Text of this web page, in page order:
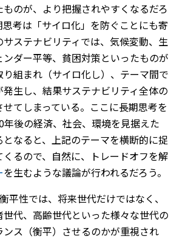
のが、より把握されやすくなるだろ
思考は「サイロ化」を防ぐことにも寄
ステナビリティでは、気候変動、生
ダー平等、貧困対策といったものが
組まれ（サイロ化し）、テーマ間で
発生し、結果サステナビリティ全体の
てしまっている。ここに長期思考を
年後の経済、社会、環境を見据えた
なると、上記のテーマを横断的に捉
くるので、自然に、トレードオフを解
を生むような議論が行われるだろう。
平性では、将来世代だけではなく、
代、高齢世代といった様々な世代の
ス（衡平）させるのかが重視され